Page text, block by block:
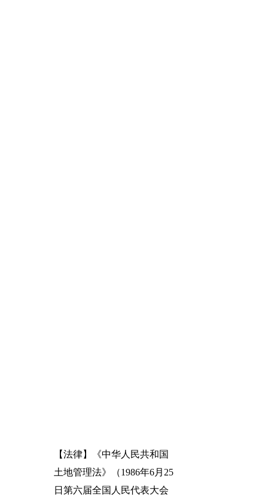
【法律】《中华人民共和国
土地管理法》（1986年6月25
日第六届全国人民代表大会